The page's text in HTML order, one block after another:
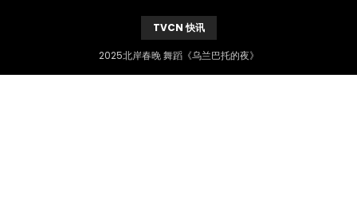
TVCN 快讯
2025北岸春晚 舞蹈《乌兰巴托的夜》